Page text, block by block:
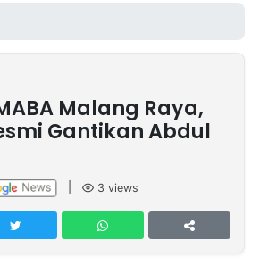
Malang Raya,
Gantikan Abdul
3 views